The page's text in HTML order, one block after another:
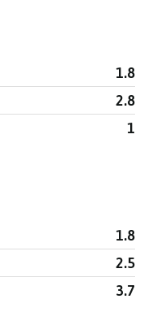
1.8
2.8
1
1.8
2.5
3.7